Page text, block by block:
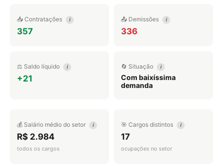
📥 Contratações i
357
📤 Demissões i
336
⚖️ Saldo líquido i
+21
🔄 Situação i
Com baixíssima
demanda
💰 Salário médio do setor i
R$ 2.984
todos os cargos
🎯 Cargos distintos i
17
ocupações no setor